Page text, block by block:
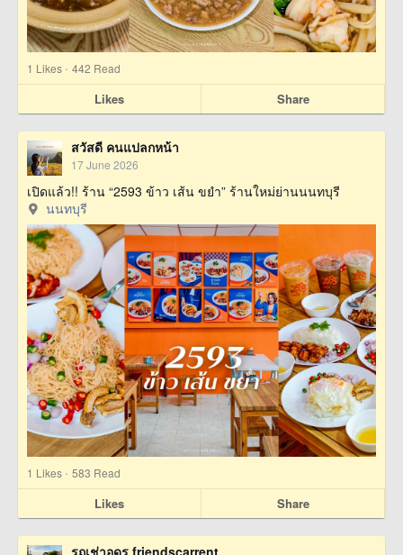
1 Likes · 442 Read
Likes Share
สวัสดี คนแปลกหน้า
17 June 2026
เปิดแล้ว!! ร้าน “2593 ข้าว เส้น ขยำ” ร้านใหม่ย่านนนทบุรี
นนทบุรี
1 Likes · 583 Read
Likes Share